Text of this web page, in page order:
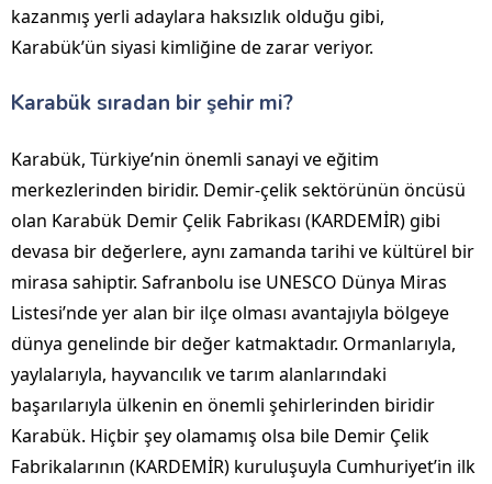
kazanmış yerli adaylara haksızlık olduğu gibi,
Karabük’ün siyasi kimliğine de zarar veriyor.
Karabük sıradan bir şehir mi?
Karabük, Türkiye’nin önemli sanayi ve eğitim
merkezlerinden biridir. Demir-çelik sektörünün öncüsü
olan Karabük Demir Çelik Fabrikası (KARDEMİR) gibi
devasa bir değerlere, aynı zamanda tarihi ve kültürel bir
mirasa sahiptir. Safranbolu ise UNESCO Dünya Miras
Listesi’nde yer alan bir ilçe olması avantajıyla bölgeye
dünya genelinde bir değer katmaktadır. Ormanlarıyla,
yaylalarıyla, hayvancılık ve tarım alanlarındaki
başarılarıyla ülkenin en önemli şehirlerinden biridir
Karabük. Hiçbir şey olamamış olsa bile Demir Çelik
Fabrikalarının (KARDEMİR) kuruluşuyla Cumhuriyet’in ilk